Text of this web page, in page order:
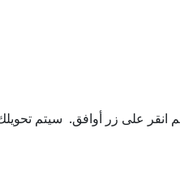
انقر على زر أوافق. سيتم